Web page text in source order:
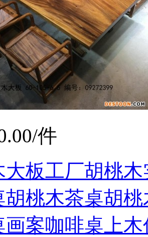
/件
大板工厂胡桃
胡桃木茶桌胡
画案咖啡桌上木